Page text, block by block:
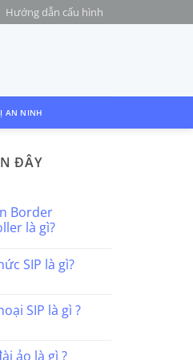
Hướng dẫn cấu hình
AN NINH
ĐÂY
Border
là gì?
SIP là gì?
SIP là gì ?
ảo là gì ?